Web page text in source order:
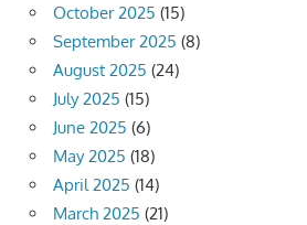
October 2025 (15)
September 2025 (8)
August 2025 (24)
July 2025 (15)
June 2025 (6)
May 2025 (18)
April 2025 (14)
March 2025 (21)